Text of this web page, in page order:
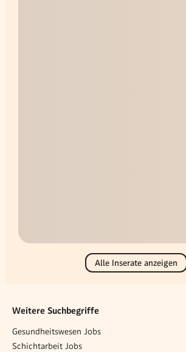
Alle Inserate anzeigen
Weitere Suchbegriffe
Gesundheitswesen Jobs
Schichtarbeit Jobs